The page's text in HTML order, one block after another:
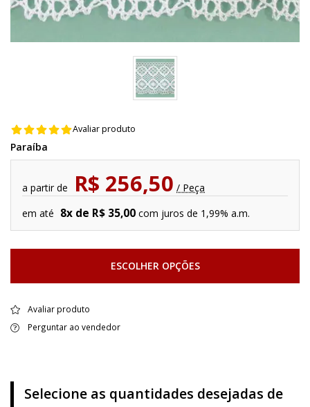
Avaliar produto
Paraíba
a partir de R$ 256,50 / Peça
em até 8x de R$ 35,00 com juros de 1,99% a.m.
ESCOLHER OPÇÕES
Avaliar produto
Perguntar ao vendedor
Selecione as quantidades desejadas de